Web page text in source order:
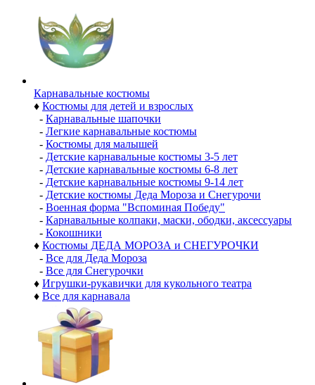
Карнавальные костюмы
♦ Костюмы для детей и взрослых
- Карнавальные шапочки
- Легкие карнавальные костюмы
- Костюмы для малышей
- Детские карнавальные костюмы 3-5 лет
- Детские карнавальные костюмы 6-8 лет
- Детские карнавальные костюмы 9-14 лет
- Детские костюмы Деда Мороза и Снегурочи
- Военная форма "Вспоминая Победу"
- Карнавальные колпаки, маски, ободки, аксессуары
- Кокошники
♦ Костюмы ДЕДА МОРОЗА и СНЕГУРОЧКИ
- Все для Деда Мороза
- Все для Снегурочки
♦ Игрушки-рукавички для кукольного театра
♦ Все для карнавала